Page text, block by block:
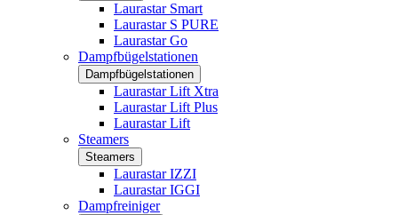
Laurastar Smart
Laurastar S PURE
Laurastar Go
Dampfbügelstationen
Dampfbügelstationen
Laurastar Lift Xtra
Laurastar Lift Plus
Laurastar Lift
Steamers
Steamers
Laurastar IZZI
Laurastar IGGI
Dampfreiniger